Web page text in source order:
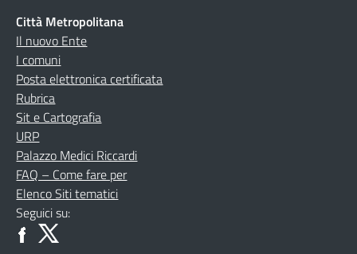
Città Metropolitana
Il nuovo Ente
I comuni
Posta elettronica certificata
Rubrica
Sit e Cartografia
URP
Palazzo Medici Riccardi
FAQ – Come fare per
Elenco Siti tematici
Seguici su: